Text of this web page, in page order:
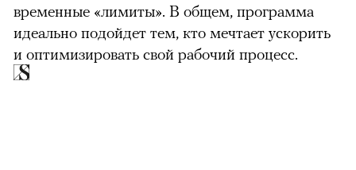
временные «лимиты». В общем, программа
идеально подойдет тем, кто мечтает ускорить
и оптимизировать свой рабочий процесс.